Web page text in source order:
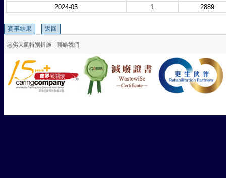
2024-05
1 2889